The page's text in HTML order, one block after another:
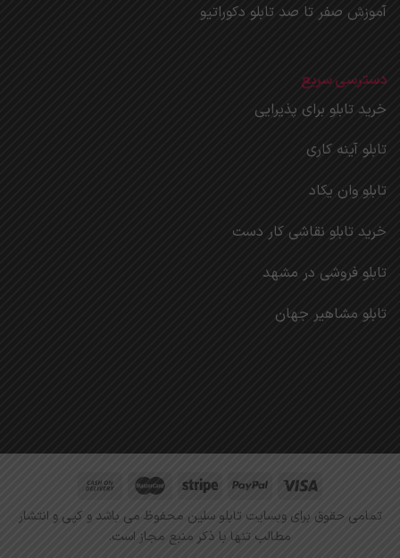
آموزش صفر تا صد تابلو دکوراتیو
دسترسی سریع
خرید تابلو برای پذیرایی
تابلو آینه کاری
تابلو وان یکاد
خرید تابلو نقاشی کار دست
تابلو فروشی در مشهد
تابلو مشاهیر جهان
تمامی حقوق برای وبسایت تابلو سلین محفوظ می باشد و کپی و انتشار
مطالب تنها با ذکر منبع مجاز است.